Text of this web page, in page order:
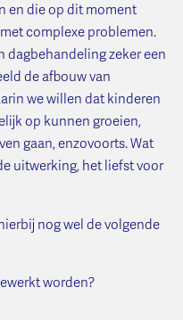
en die op dit moment
complexe problemen.
dagbehandeling zeker een
de afbouw van
we willen dat kinderen
op kunnen groeien,
gaan, enzovoorts. Wat
uitwerking, het liefst voor
nog wel de volgende
worden?